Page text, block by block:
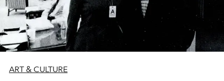
ART & CULTURE